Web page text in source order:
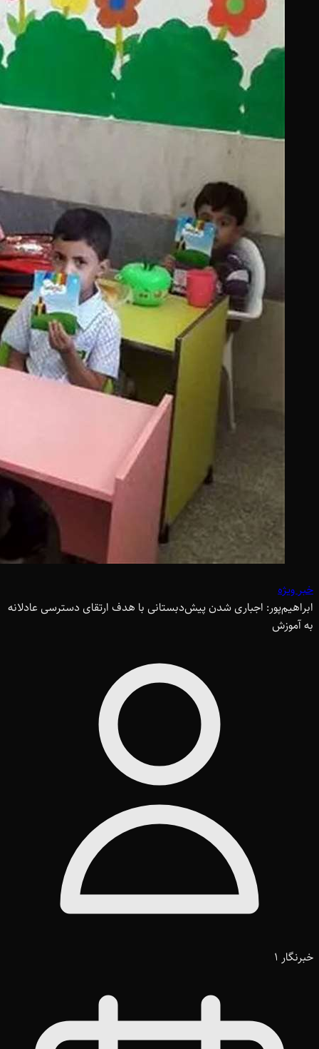
خبر ویژه
ابراهیم‌پور: اجباری شدن پیش‌دبستانی با هدف ارتقای دسترسی عادلانه
به آموزش
خبرنگار 1